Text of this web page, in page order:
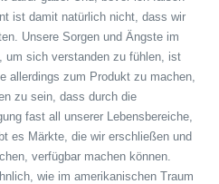
ist damit natürlich nicht, dass wir
Unsere Sorgen und Ängste im
um sich verstanden zu fühlen, ist
allerdings zum Produkt zu machen,
zu sein, dass durch die
fast all unserer Lebensbereiche,
es Märkte, die wir erschließen und
verfügbar machen können.
wie im amerikanischen Traum